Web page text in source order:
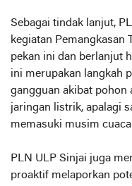
Sebagai tindak lanjut,
kegiatan Pemangkasan
pekan ini dan berlanjut
ini merupakan langkah
gangguan akibat pohon
jaringan listrik, apalagi
memasuki musim
PLN ULP Sinjai juga
proaktif melaporkan